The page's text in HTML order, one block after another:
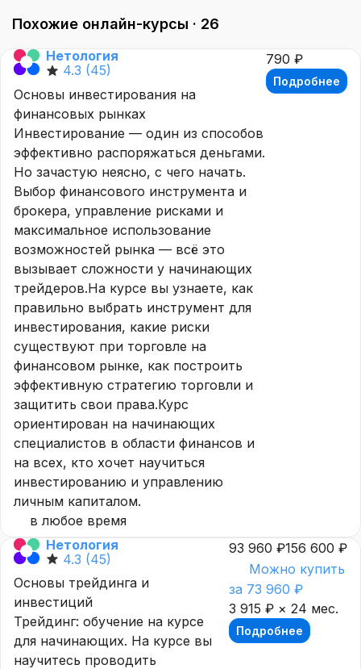
Похожие онлайн-курсы · 26
Нетология
4.3 (45)
Основы инвестирования на
финансовых рынках
Инвестирование — один из способов
эффективно распоряжаться деньгами.
Но зачастую неясно, с чего начать.
Выбор финансового инструмента и
брокера, управление рисками и
максимальное использование
возможностей рынка — всё это
вызывает сложности у начинающих
трейдеров.На курсе вы узнаете, как
правильно выбрать инструмент для
инвестирования, какие риски
существуют при торговле на
финансовом рынке, как построить
эффективную стратегию торговли и
защитить свои права.Курс
ориентирован на начинающих
специалистов в области финансов и
на всех, кто хочет научиться
инвестированию и управлению
личным капиталом.
в любое время
790 ₽
Подробнее
Нетология
4.3 (45)
Основы трейдинга и
инвестиций
Трейдинг: обучение на курсе
для начинающих. На курсе вы
научитесь проводить
93 960 ₽156 600 ₽
Можно купить
за 73 960 ₽
3 915 ₽ × 24 мес.
Подробнее